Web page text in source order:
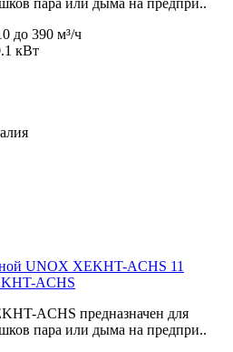
до 390 м³/ч
кВт
ACHS
ACHS предназначен для
пара или дыма на предпри..